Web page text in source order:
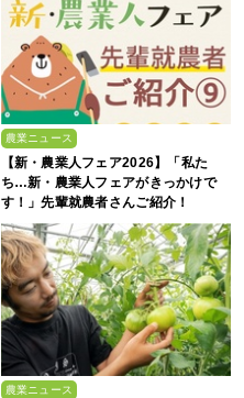
農業ニュース
【新・農業人フェア2026】「私た
ち…新・農業人フェアがきっかけで
す！」先輩就農者さんご紹介！
農業ニュース